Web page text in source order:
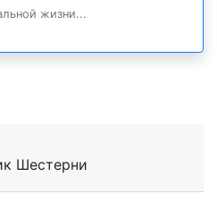
жизни...
Шестерни